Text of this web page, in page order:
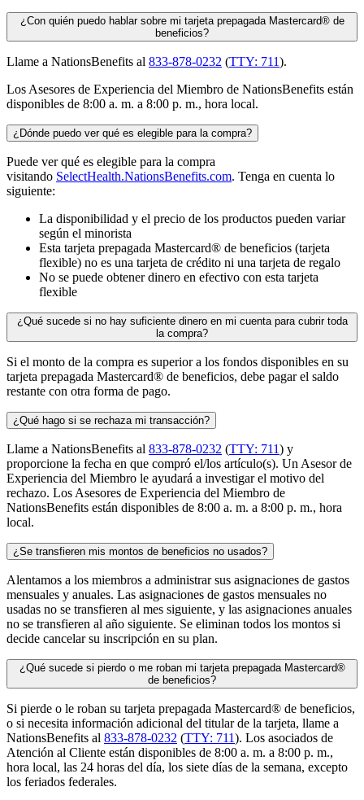
¿Con quién puedo hablar sobre mi tarjeta prepagada Mastercard® de
beneficios?
Llame a NationsBenefits al 833-878-0232 (TTY: 711).
Los Asesores de Experiencia del Miembro de NationsBenefits están
disponibles de 8:00 a. m. a 8:00 p. m., hora local.
¿Dónde puedo ver qué es elegible para la compra?
Puede ver qué es elegible para la compra
visitando SelectHealth.NationsBenefits.com. Tenga en cuenta lo
siguiente:
La disponibilidad y el precio de los productos pueden variar
según el minorista
Esta tarjeta prepagada Mastercard® de beneficios (tarjeta
flexible) no es una tarjeta de crédito ni una tarjeta de regalo
No se puede obtener dinero en efectivo con esta tarjeta
flexible
¿Qué sucede si no hay suficiente dinero en mi cuenta para cubrir toda
la compra?
Si el monto de la compra es superior a los fondos disponibles en su
tarjeta prepagada Mastercard® de beneficios, debe pagar el saldo
restante con otra forma de pago.
¿Qué hago si se rechaza mi transacción?
Llame a NationsBenefits al 833-878-0232 (TTY: 711) y
proporcione la fecha en que compró el/los artículo(s). Un Asesor de
Experiencia del Miembro le ayudará a investigar el motivo del
rechazo. Los Asesores de Experiencia del Miembro de
NationsBenefits están disponibles de 8:00 a. m. a 8:00 p. m., hora
local.
¿Se transfieren mis montos de beneficios no usados?
Alentamos a los miembros a administrar sus asignaciones de gastos
mensuales y anuales. Las asignaciones de gastos mensuales no
usadas no se transfieren al mes siguiente, y las asignaciones anuales
no se transfieren al año siguiente. Se eliminan todos los montos si
decide cancelar su inscripción en su plan.
¿Qué sucede si pierdo o me roban mi tarjeta prepagada Mastercard®
de beneficios?
Si pierde o le roban su tarjeta prepagada Mastercard® de beneficios,
o si necesita información adicional del titular de la tarjeta, llame a
NationsBenefits al 833-878-0232 (TTY: 711). Los asociados de
Atención al Cliente están disponibles de 8:00 a. m. a 8:00 p. m.,
hora local, las 24 horas del día, los siete días de la semana, excepto
los feriados federales.